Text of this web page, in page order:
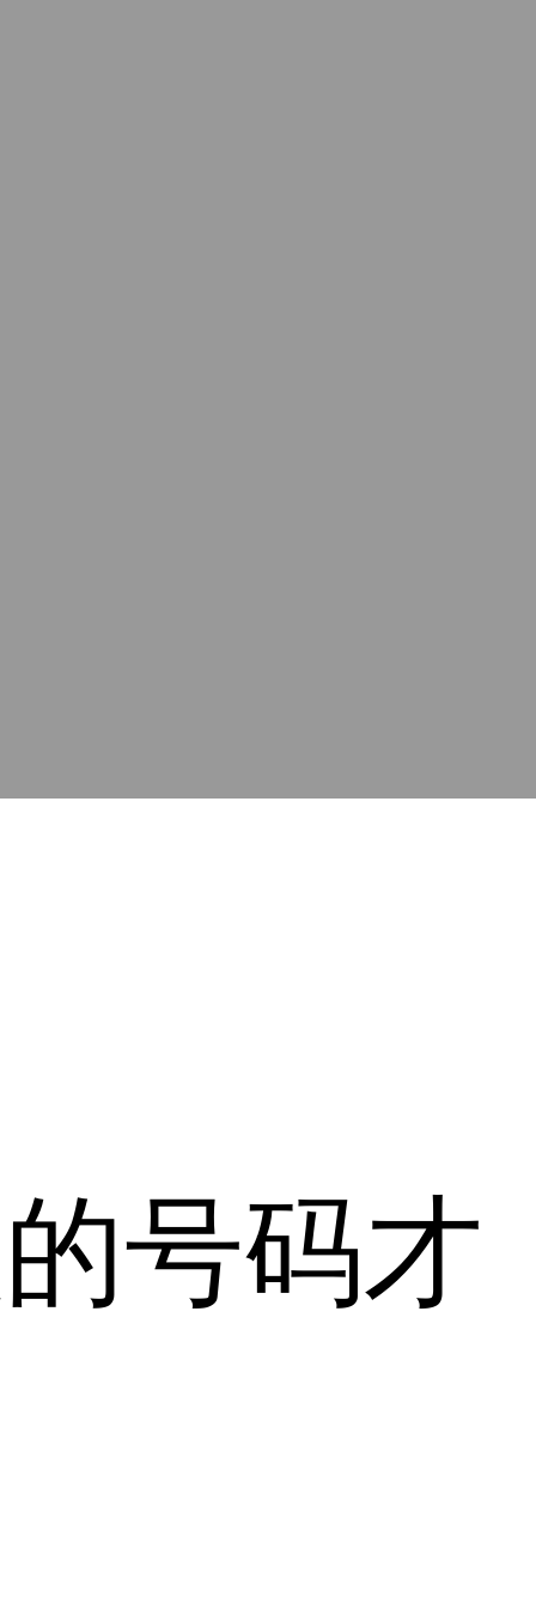
号码才